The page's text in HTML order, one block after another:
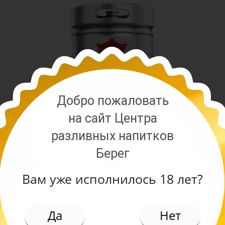
сорт в чешском стиле от пивоварни Гуси. Пиво
Добро пожаловать
на сайт Центра
разливных напитков
Берег
Вам уже исполнилось 18 лет?
Да Нет